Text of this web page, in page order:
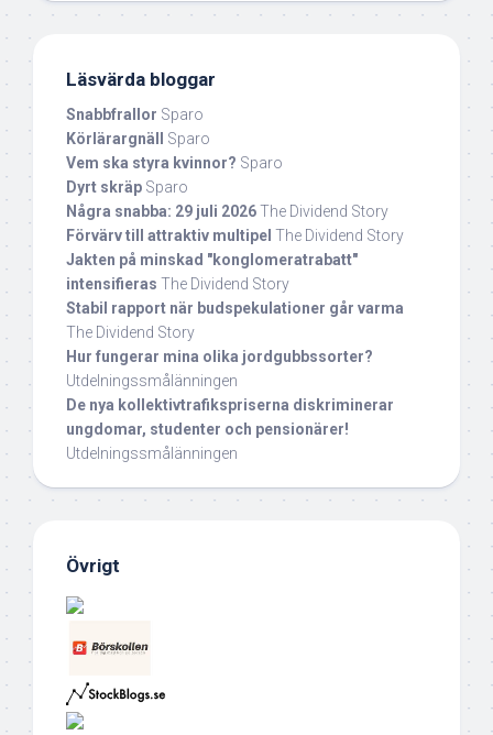
Läsvärda bloggar
Snabbfrallor Sparo
Körlärargnäll
Sparo
Vem ska styra kvinnor? Sparo
Dyrt skräp Sparo
Några snabba: 29 juli 2026The Dividend Story
Förvärv till attraktiv multipel The Dividend Story
Jakten på minskad "konglomeratrabatt"
intensifieras The Dividend Story
Stabil rapport när budspekulationer går varma
The Dividend Story
Hur fungerar mina olika jordgubbssorter?
Utdelningssmålänningen
De nya kollektivtrafikspriserna diskriminerar
ungdomar, studenter och pensionärer!
Utdelningssmålänningen
Övrigt